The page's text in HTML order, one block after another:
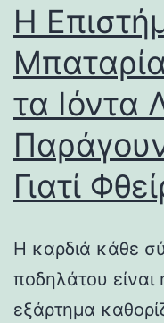
Η
τα Ιόντα
Γιατί
Η καρδιά κάθε
ποδηλάτου
εξάρτημα